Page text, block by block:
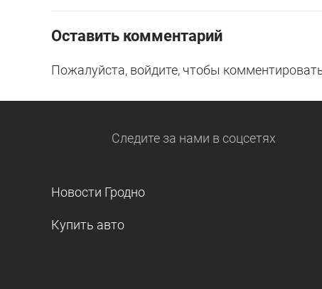
Оставить комментарий
Пожалуйста, войдите, чтобы
Следите за нами в соцсетях
Новости Гродно
Купить авто